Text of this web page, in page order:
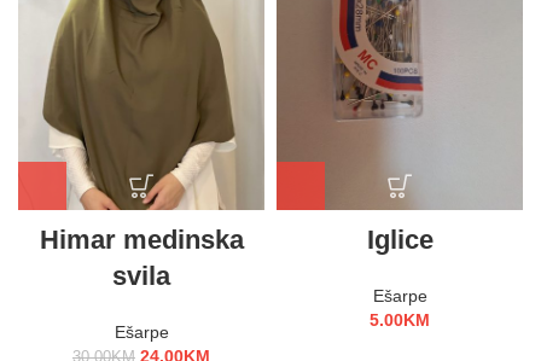
Himar medinska
svila
Ešarpe
30.00KM 24.00KM
Iglice
Ešarpe
5.00KM